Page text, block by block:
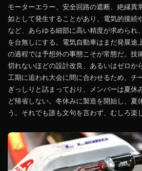
モーターエラー、安全回路の遮断、絶縁
如として発生することがあり、電気的接続
など、あらゆる細部に高い精度が求められ
を台無しにする。電気自動車はまだ発展途
の過程では予想外の事態こそが常態だ。技
切れないほどの設計改良、あるいはゼロか
工期に追われ大会に間に合わせるため、チ
ぎっしりと詰まっており、メンバーは夏休
ど帰省しない。冬休みに製造を開始し、夏
う。それでも誰も文句を言わず、むしろ楽